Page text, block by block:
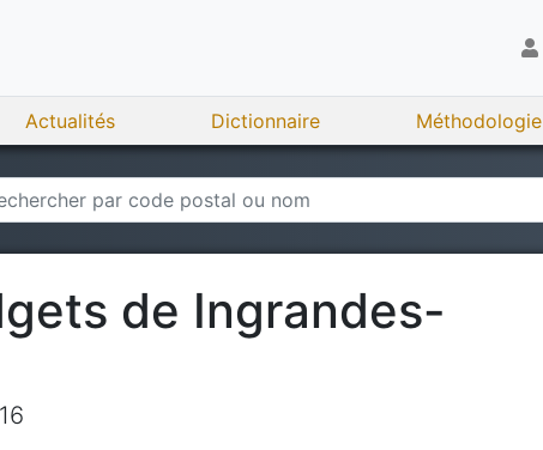
Actualités Dictionnaire Méthodologie
de Ingrandes-